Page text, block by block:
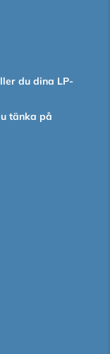
du dina LP-
tänka på